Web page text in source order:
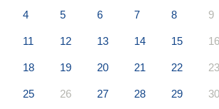
4 5 6 7 8 9
11 12 13 14 15 16
18 19 20 21 22 23
25 26 27 28 29 30